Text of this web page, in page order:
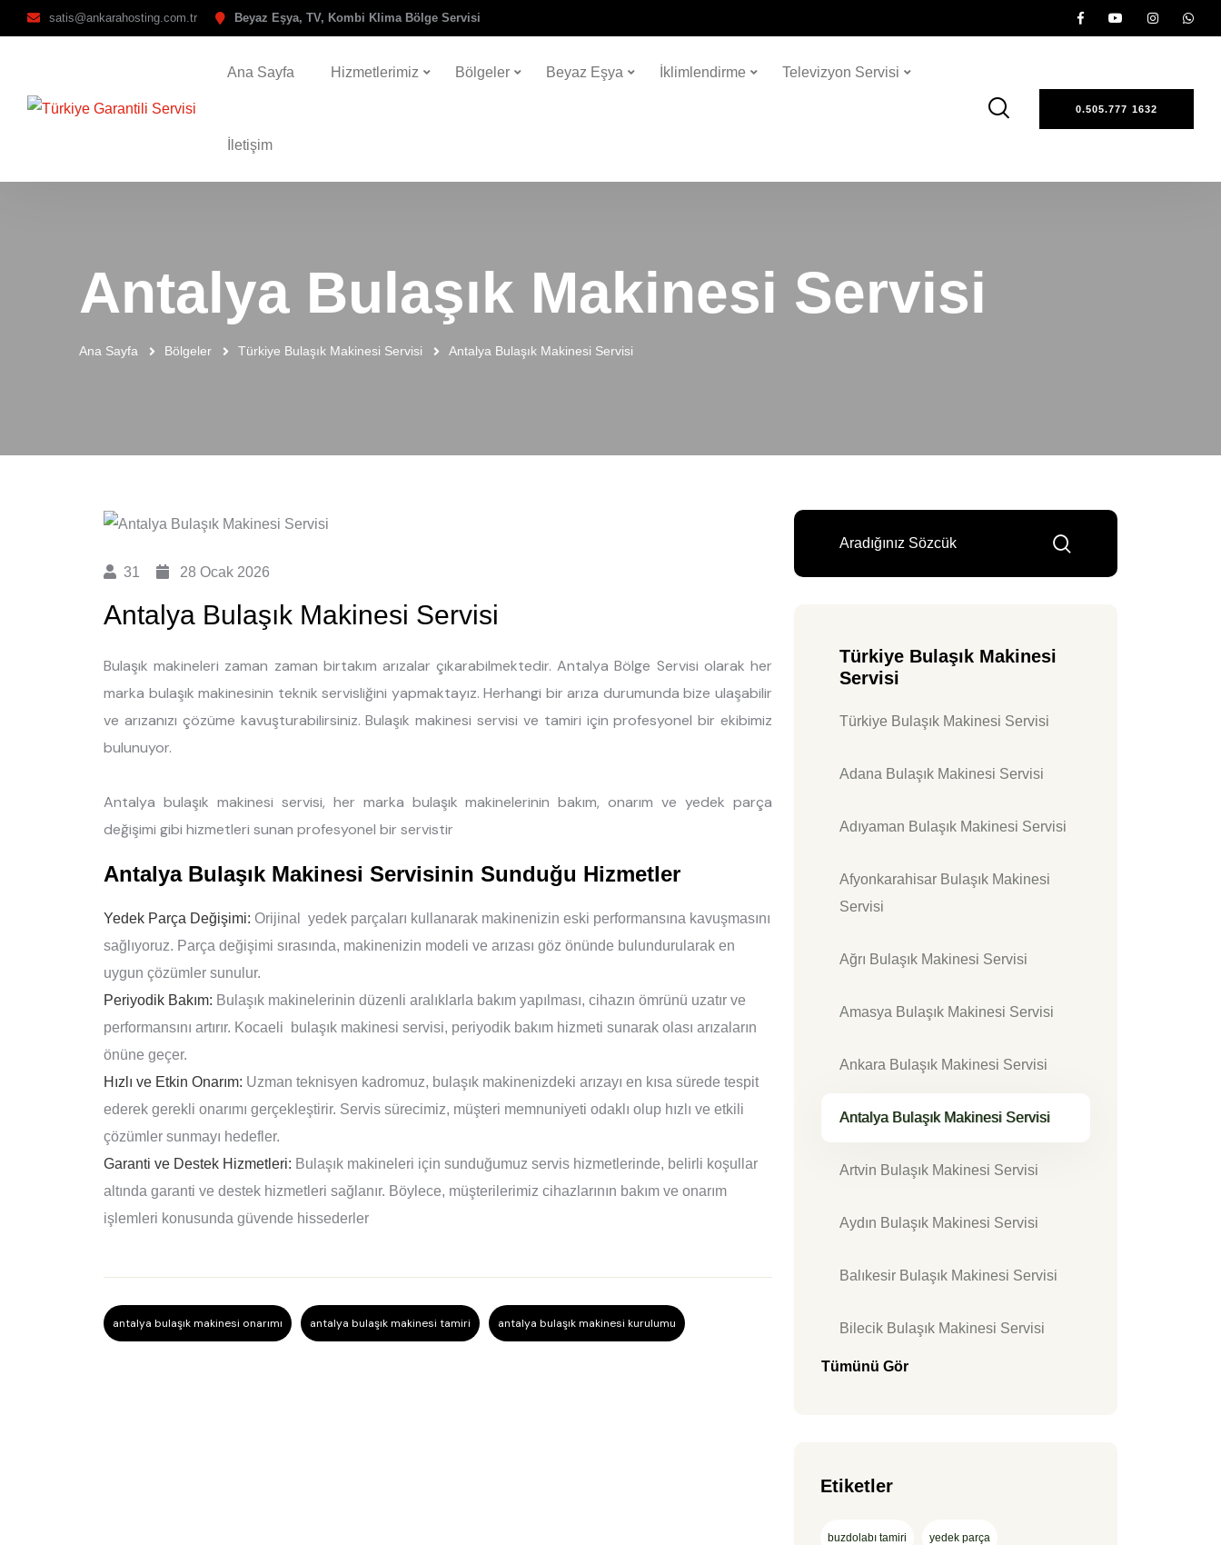
satis@ankarahosting.com.tr Beyaz Eşya, TV, Kombi Klima Bölge Servisi
Ana Sayfa Hizmetlerimiz Bölgeler Beyaz Eşya İklimlendirme Televizyon Servisi
İletişim
0.505.777 1632
Antalya Bulaşık Makinesi Servisi
Ana Sayfa Bölgeler Türkiye Bulaşık Makinesi Servisi Antalya Bulaşık Makinesi Servisi
31 28 Ocak 2026
Antalya Bulaşık Makinesi Servisi
Bulaşık makineleri zaman zaman birtakım arızalar çıkarabilmektedir. Antalya Bölge Servisi olarak her
marka bulaşık makinesinin teknik servisliğini yapmaktayız. Herhangi bir arıza durumunda bize ulaşabilir
ve arızanızı çözüme kavuşturabilirsiniz. Bulaşık makinesi servisi ve tamiri için profesyonel bir ekibimiz
bulunuyor.
Antalya bulaşık makinesi servisi, her marka bulaşık makinelerinin bakım, onarım ve yedek parça
değişimi gibi hizmetleri sunan profesyonel bir servistir
Antalya Bulaşık Makinesi Servisinin Sunduğu Hizmetler
Yedek Parça Değişimi: Orijinal yedek parçaları kullanarak makinenizin eski performansına kavuşmasını
sağlıyoruz. Parça değişimi sırasında, makinenizin modeli ve arızası göz önünde bulundurularak en
uygun çözümler sunulur.
Periyodik Bakım: Bulaşık makinelerinin düzenli aralıklarla bakım yapılması, cihazın ömrünü uzatır ve
performansını artırır. Kocaeli bulaşık makinesi servisi, periyodik bakım hizmeti sunarak olası arızaların
önüne geçer.
Hızlı ve Etkin Onarım: Uzman teknisyen kadromuz, bulaşık makinenizdeki arızayı en kısa sürede tespit
ederek gerekli onarımı gerçekleştirir. Servis sürecimiz, müşteri memnuniyeti odaklı olup hızlı ve etkili
çözümler sunmayı hedefler.
Garanti ve Destek Hizmetleri: Bulaşık makineleri için sunduğumuz servis hizmetlerinde, belirli koşullar
altında garanti ve destek hizmetleri sağlanır. Böylece, müşterilerimiz cihazlarının bakım ve onarım
işlemleri konusunda güvende hissederler
antalya bulaşık makinesi onarımı antalya bulaşık makinesi tamiri antalya bulaşık makinesi kurulumu
Türkiye Bulaşık Makinesi
Servisi
Türkiye Bulaşık Makinesi Servisi
Adana Bulaşık Makinesi Servisi
Adıyaman Bulaşık Makinesi Servisi
Afyonkarahisar Bulaşık Makinesi
Servisi
Ağrı Bulaşık Makinesi Servisi
Amasya Bulaşık Makinesi Servisi
Ankara Bulaşık Makinesi Servisi
Antalya Bulaşık Makinesi Servisi
Artvin Bulaşık Makinesi Servisi
Aydın Bulaşık Makinesi Servisi
Balıkesir Bulaşık Makinesi Servisi
Bilecik Bulaşık Makinesi Servisi
Tümünü Gör
Etiketler
buzdolabı tamiri yedek parça